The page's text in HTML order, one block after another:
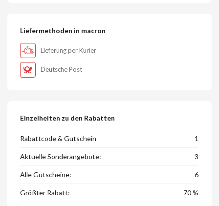
Liefermethoden in macron
Lieferung per Kurier
Deutsche Post
Einzelheiten zu den Rabatten
Rabattcode & Gutschein 1
Aktuelle Sonderangebote: 3
Alle Gutscheine: 6
Größter Rabatt: 70 %